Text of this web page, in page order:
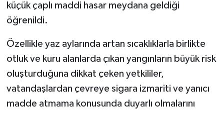
küçük çaplı maddi hasar meydana geldiği
öğrenildi.
Özellikle yaz aylarında artan sıcaklıklarla birlikte
otluk ve kuru alanlarda çıkan yangınların büyük risk
oluşturduğuna dikkat çeken yetkililer,
vatandaşlardan çevreye sigara izmariti ve yanıcı
madde atmama konusunda duyarlı olmalarını